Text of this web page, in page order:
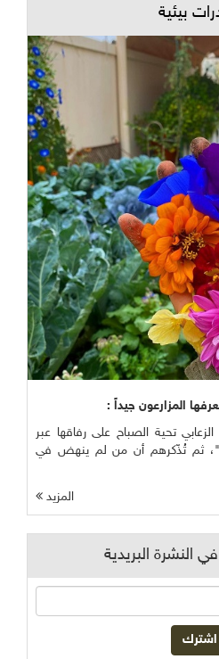
بيئية
المزارعون جيداً :
الزعابي تحية الصباح على رفاقها عبر
ثم تُذّكرهم أن من لم ينهض في
المزيد
النشرة البريدية